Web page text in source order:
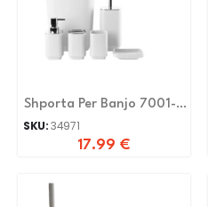
Shporta Per Banjo 7001-
White
SKU:34971
17.99 €